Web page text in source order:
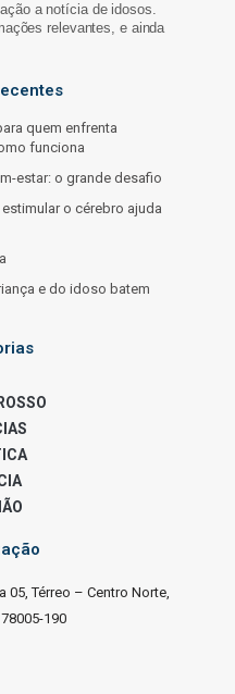
a notícia de idosos.
relevantes, e ainda
quem enfrenta
funciona
estar: o grande desafio
o cérebro ajuda
e do idoso batem
05, Térreo – Centro Norte,
190